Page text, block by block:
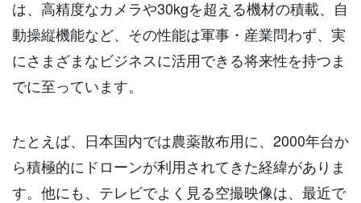
は、高精度なカメラや30kgを超える機材の積載、自
動操縦機能など、その性能は軍事・産業問わず、実
にさまざまなビジネスに活用できる将来性を持つま
でに至っています。
たとえば、日本国内では農薬散布用に、2000年台か
ら積極的にドローンが利用されてきた経緯がありま
す。他にも、テレビでよく見る空撮映像は、最近で